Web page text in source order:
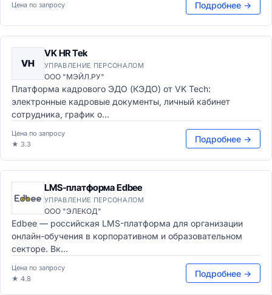
Цена по запросу Подробнее →
VH
VK HR Tek
УПРАВЛЕНИЕ ПЕРСОНАЛОМ
ООО "МЭЙЛ.РУ"
Платформа кадрового ЭДО (КЭДО) от VK Tech:
электронные кадровые документы, личный кабинет
сотрудника, график о...
Цена по запросу
★ 3.3
Подробнее →
LMS-платформа Edbee
УПРАВЛЕНИЕ ПЕРСОНАЛОМ
ООО "ЭЛЕКОД"
Edbee — российская LMS-платформа для организации
онлайн-обучения в корпоративном и образовательном
секторе. Вк...
Цена по запросу
★ 4.8
Подробнее →